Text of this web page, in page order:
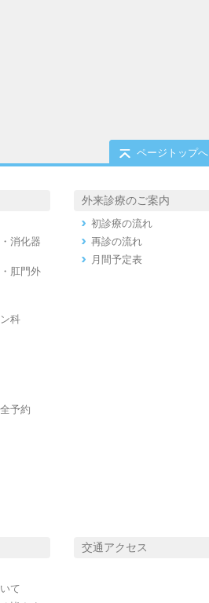
ページトップへ
消化器
肛門外
科
予約
外来診療のご案内
初診療の流れ
再診の流れ
月間予定表
て
交通アクセス